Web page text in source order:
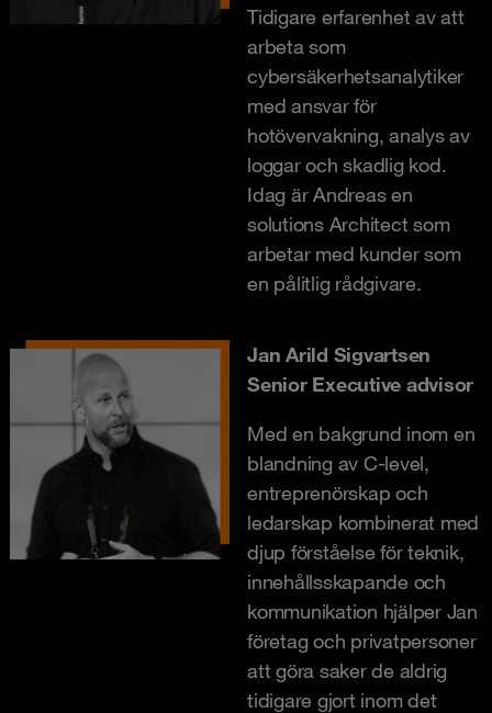
Tidigare erfarenhet av att
arbeta som
cybersäkerhetsanalytiker
med ansvar för
hotövervakning, analys av
loggar och skadlig kod.
Idag är Andreas en
solutions Architect som
arbetar med kunder som
en pålitlig rådgivare.
Jan Arild Sigvartsen
Senior Executive advisor
Med en bakgrund inom en
blandning av C-level,
entreprenörskap och
ledarskap kombinerat med
djup förståelse för teknik,
innehållsskapande och
kommunikation hjälper Jan
företag och privatpersoner
att göra saker de aldrig
tidigare gjort inom det